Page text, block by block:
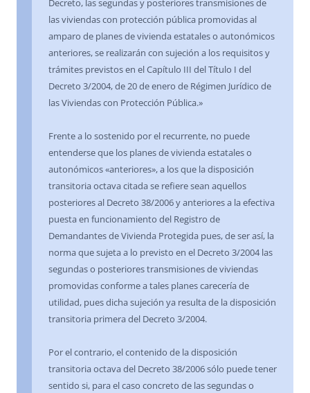
Decreto, las segundas y posteriores transmisiones de
las viviendas con protección pública promovidas al
amparo de planes de vivienda estatales o autonómicos
anteriores, se realizarán con sujeción a los requisitos y
trámites previstos en el Capítulo III del Título I del
Decreto 3/2004, de 20 de enero de Régimen Jurídico de
las Viviendas con Protección Pública.»
Frente a lo sostenido por el recurrente, no puede
entenderse que los planes de vivienda estatales o
autonómicos «anteriores», a los que la disposición
transitoria octava citada se refiere sean aquellos
posteriores al Decreto 38/2006 y anteriores a la efectiva
puesta en funcionamiento del Registro de
Demandantes de Vivienda Protegida pues, de ser así, la
norma que sujeta a lo previsto en el Decreto 3/2004 las
segundas o posteriores transmisiones de viviendas
promovidas conforme a tales planes carecería de
utilidad, pues dicha sujeción ya resulta de la disposición
transitoria primera del Decreto 3/2004.
Por el contrario, el contenido de la disposición
transitoria octava del Decreto 38/2006 sólo puede tener
sentido si, para el caso concreto de las segundas o